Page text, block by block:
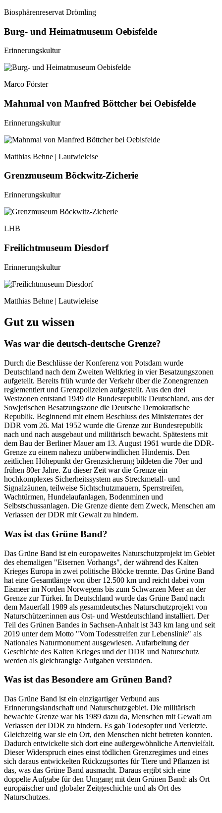
Biosphärenreservat Drömling
Burg- und Heimatmuseum Oebisfelde
Erinnerungskultur
Marco Förster
Mahnmal von Manfred Böttcher bei Oebisfelde
Erinnerungskultur
Matthias Behne | Lautwieleise
Grenzmuseum Böckwitz-Zicherie
Erinnerungskultur
LHB
Freilichtmuseum Diesdorf
Erinnerungskultur
Matthias Behne | Lautwieleise
Gut zu wissen
Was war die deutsch-deutsche Grenze?
Durch die Beschlüsse der Konferenz von Potsdam wurde
Deutschland nach dem Zweiten Weltkrieg in vier Besatzungszonen
aufgeteilt. Bereits früh wurde der Verkehr über die Zonengrenzen
reglementiert und Grenzpolizeien aufgestellt. Aus den drei
Westzonen entstand 1949 die Bundesrepublik Deutschland, aus der
Sowjetischen Besatzungszone die Deutsche Demokratische
Republik. Beginnend mit einem Beschluss des Ministerrates der
DDR vom 26. Mai 1952 wurde die Grenze zur Bundesrepublik
nach und nach ausgebaut und militärisch bewacht. Spätestens mit
dem Bau der Berliner Mauer am 13. August 1961 wurde die DDR-
Grenze zu einem nahezu unüberwindlichen Hindernis. Den
zeitlichen Höhepunkt der Grenzsicherung bildeten die 70er und
frühen 80er Jahre. Zu dieser Zeit war die Grenze ein
hochkomplexes Sicherheitssystem aus Streckmetall- und
Signalzäunen, teilweise Sichtschutzmauern, Sperrstreifen,
Wachtürmen, Hundelaufanlagen, Bodenminen und
Selbstschussanlagen. Die Grenze diente dem Zweck, Menschen am
Verlassen der DDR mit Gewalt zu hindern.
Was ist das Grüne Band?
Das Grüne Band ist ein europaweites Naturschutzprojekt im Gebiet
des ehemaligen "Eisernen Vorhangs", der während des Kalten
Krieges Europa in zwei politische Blöcke trennte. Das Grüne Band
hat eine Gesamtlänge von über 12.500 km und reicht dabei vom
Eismeer im Norden Norwegens bis zum Schwarzen Meer an der
Grenze zur Türkei. In Deutschland wurde das Grüne Band nach
dem Mauerfall 1989 als gesamtdeutsches Naturschutzprojekt von
Naturschützer:innen aus Ost- und Westdeutschland installiert. Der
Teil des Grünen Bandes in Sachsen-Anhalt ist 343 km lang und seit
2019 unter dem Motto "Vom Todesstreifen zur Lebenslinie" als
Nationales Naturmonument ausgewiesen. Aufarbeitung der
Geschichte des Kalten Krieges und der DDR und Naturschutz
werden als gleichrangige Aufgaben verstanden.
Was ist das Besondere am Grünen Band?
Das Grüne Band ist ein einzigartiger Verbund aus
Erinnerungslandschaft und Naturschutzgebiet. Die militärisch
bewachte Grenze war bis 1989 dazu da, Menschen mit Gewalt am
Verlassen der DDR zu hindern. Es gab Todesopfer und Verletzte.
Gleichzeitig war sie ein Ort, den Menschen nicht betreten konnten.
Dadurch entwickelte sich dort eine außergewöhnliche Artenvielfalt.
Dieser Widerspruch eines einst tödlichen Grenzregimes und eines
sich daraus entwickelten Rückzugsortes für Tiere und Pflanzen ist
das, was das Grüne Band ausmacht. Daraus ergibt sich eine
doppelte Aufgabe für den Umgang mit dem Grünen Band: als Ort
europäischer und globaler Zeitgeschichte und als Ort des
Naturschutzes.